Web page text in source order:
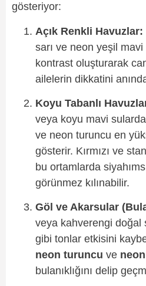
gösteriyor:
Açık Renkli Havuzlar:
sarı ve neon yeşil
kontrast oluşturarak
ailelerin dikkatini
Koyu Tabanlı
veya koyu mavi
ve neon turuncu en
gösterir. Kırmızı ve
bu ortamlarda
görünmez kılınabilir.
Göl ve Akarsular
veya kahverengi doğal
gibi tonlar etkisini
neon turuncu ve neon
bulanıklığını delip